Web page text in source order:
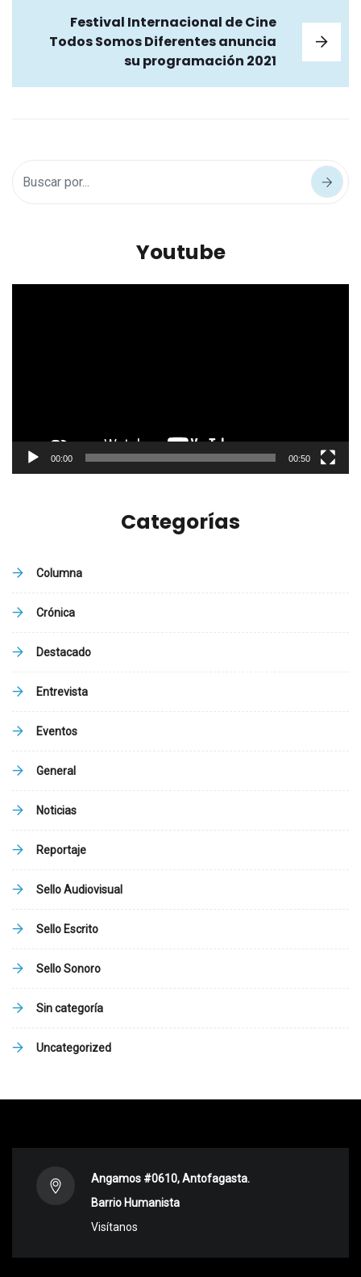
Festival Internacional de Cine
Todos Somos Diferentes anuncia
su programación 2021
Youtube
00:00 00:50
Categorías
Columna
Crónica
Destacado
Entrevista
Eventos
General
Noticias
Reportaje
Sello Audiovisual
Sello Escrito
Sello Sonoro
Sin categoría
Uncategorized
Angamos #0610, Antofagasta.
Barrio Humanista
Visítanos